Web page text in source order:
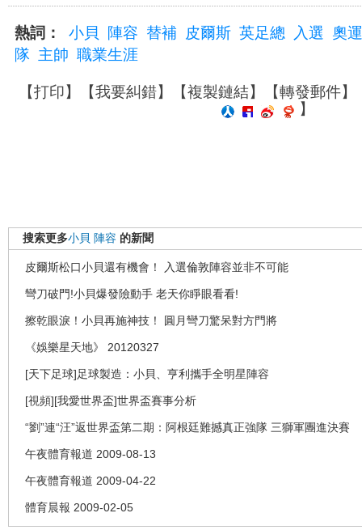
熱詞： 小貝 陣容 替補 皮爾斯 英足總 入選 奧
隊 主帥 職業生涯
【打印】【我要糾錯】【複製鏈結】【轉發郵件】
】
搜索更多小貝 陣容 的新聞
皮爾斯松口小貝還有機會！ 入選倫敦陣容並非不可能
彎刀破門!小貝爆發險動手 老天你睜眼看看!
擦乾眼淚！小貝再施神技！ 圓月彎刀驚呆對方門將
《娛樂星天地》 20120327
[天下足球]足球製造：小貝、亨利攜手全明星陣容
[視頻][我愛世界盃]世界盃賽事分析
“劉”連“汪”返世界盃第二期：阿根廷難撼真正強隊 三獅軍團進決賽
午夜體育報道 2009-08-13
午夜體育報道 2009-04-22
體育晨報 2009-02-05